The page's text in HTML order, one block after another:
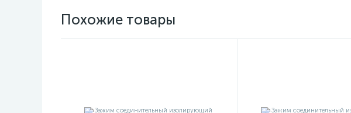
Похожие товары